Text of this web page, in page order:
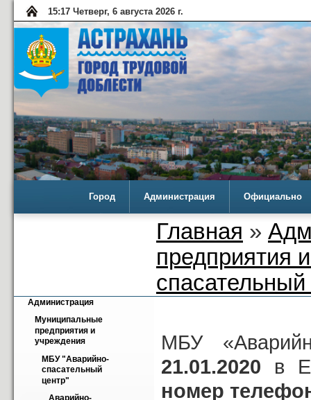
15:17 Четверг, 6 августа 2026 г.
Город Администрация Официально
Главная »
предприятия
Администрация
Муниципальные
предприятия и
учреждения
МБУ "Аварийно-
спасательный
центр"
МБУ
21.01.2020 в
номер